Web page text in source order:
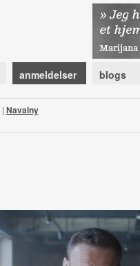
anmeldelser blogs
| Navalny